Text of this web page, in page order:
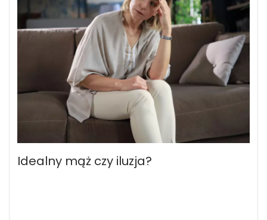
Idealny mąż czy iluzja?